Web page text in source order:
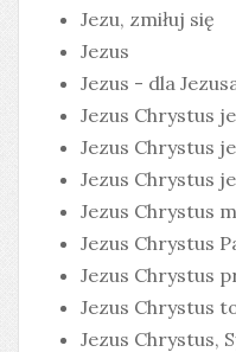
Jezu, zmiłuj się
Jezus
Jezus - dla
Jezus Chrystus
Jezus Chrystus
Jezus Chrystus
Jezus Chrystus
Jezus Chrystus
Jezus Chrystus
Jezus Chrystus
Jezus Chrystus,